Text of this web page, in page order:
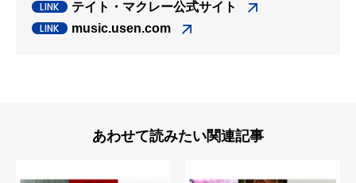
テイト・マクレー公式サイト
music.usen.com
あわせて読みたい関連記事